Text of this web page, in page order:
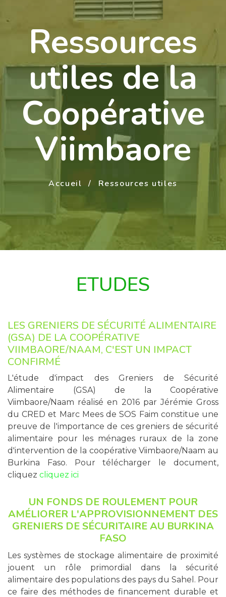
Ressources
utiles de la
Coopérative
Viimbaore
Accueil Ressources utiles
ETUDES
LES GRENIERS DE SÉCURITÉ ALIMENTAIRE
(GSA) DE LA COOPÉRATIVE
VIIMBAORE/NAAM, C'EST UN IMPACT
CONFIRMÉ
L'étude d'impact des Greniers de Sécurité
Alimentaire (GSA) de la Coopérative
Viimbaore/Naam réalisé en 2016 par Jérémie Gross
du CRED et Marc Mees de SOS Faim constitue une
preuve de l'importance de ces greniers de sécurité
alimentaire pour les ménages ruraux de la zone
d'intervention de la coopérative Viimbaore/Naam au
Burkina Faso. Pour télécharger le document,
cliquez cliquez ici
UN FONDS DE ROULEMENT POUR
AMÉLIORER L'APPROVISIONNEMENT DES
GRENIERS DE SÉCURITAIRE AU BURKINA
FASO
Les systèmes de stockage alimentaire de proximité
jouent un rôle primordial dans la sécurité
alimentaire des populations des pays du Sahel. Pour
ce faire des méthodes de financement durable et